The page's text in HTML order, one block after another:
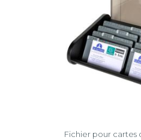
Fichier pour cartes